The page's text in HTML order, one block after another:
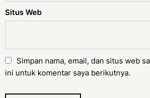
Situs Web
Simpan nama, email, dan situs web
ini untuk komentar saya berikutnya.